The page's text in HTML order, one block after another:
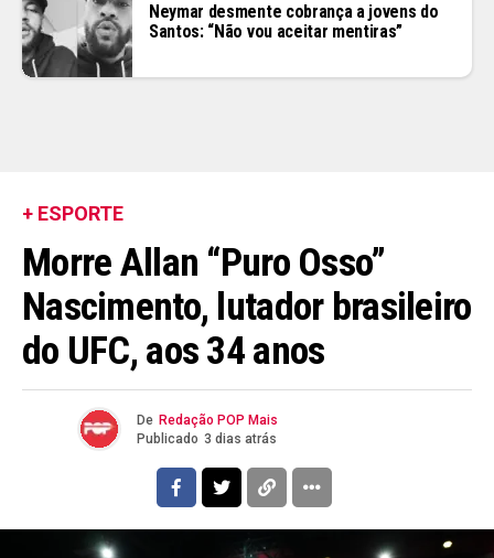
Neymar desmente cobrança a jovens do
Santos: “Não vou aceitar mentiras”
+ ESPORTE
Morre Allan “Puro Osso”
Nascimento, lutador brasileiro
do UFC, aos 34 anos
De Redação POP Mais
Publicado 3 dias atrás